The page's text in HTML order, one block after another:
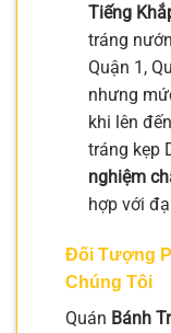
Tiếng
tráng
Quận 1,
nhưng
khi lên
tráng kẹp
nghiệm
hợp với
Đối Tượng
Chúng Tôi
Quán Bánh